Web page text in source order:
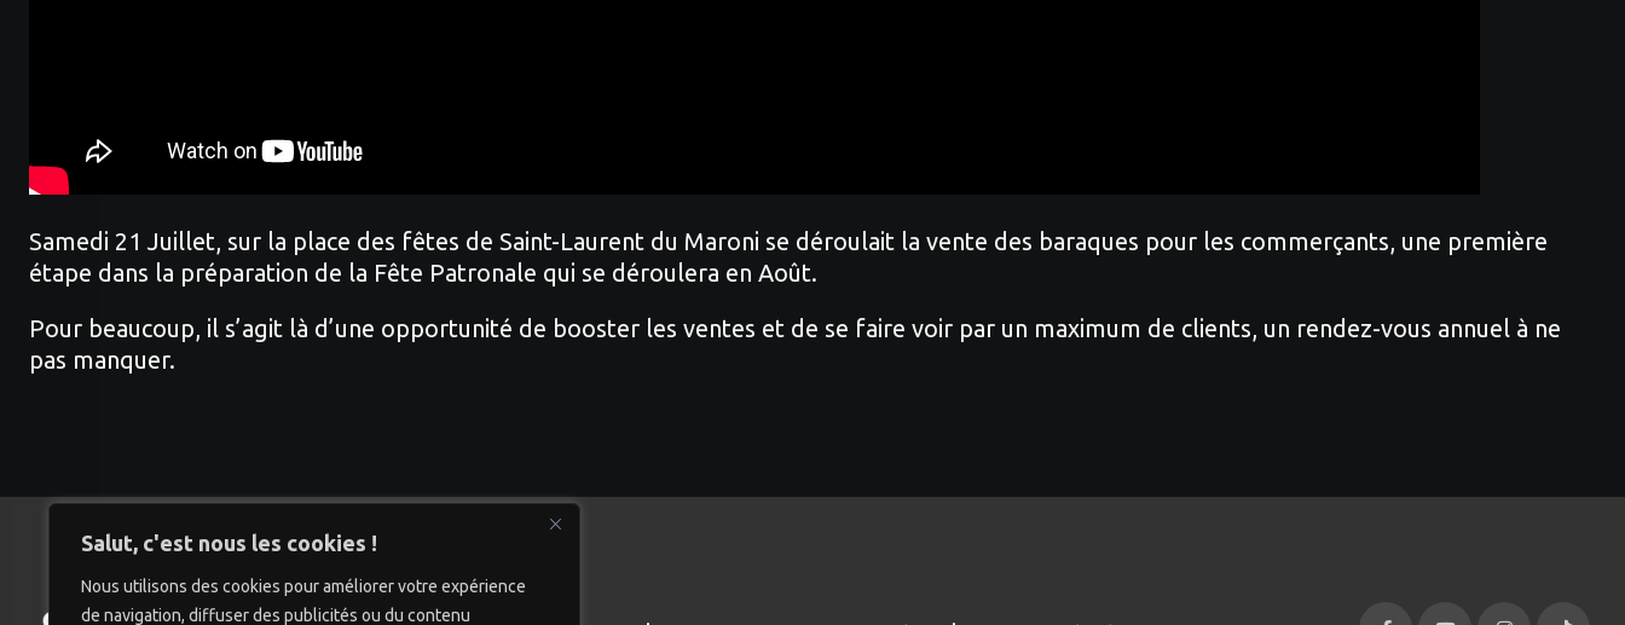
Salut, c'est nous les cookies !
Nous utilisons des cookies pour améliorer votre expérience
de navigation, diffuser des publicités ou du contenu
Samedi 21 Juillet, sur la place des fêtes de Saint-Laurent du Maroni se déroulait la vente des baraques pour les commerçants, une première
étape dans la préparation de la Fête Patronale qui se déroulera en Août.
Pour beaucoup, il s’agit là d’une opportunité de booster les ventes et de se faire voir par un maximum de clients, un rendez-vous annuel à ne
pas manquer.